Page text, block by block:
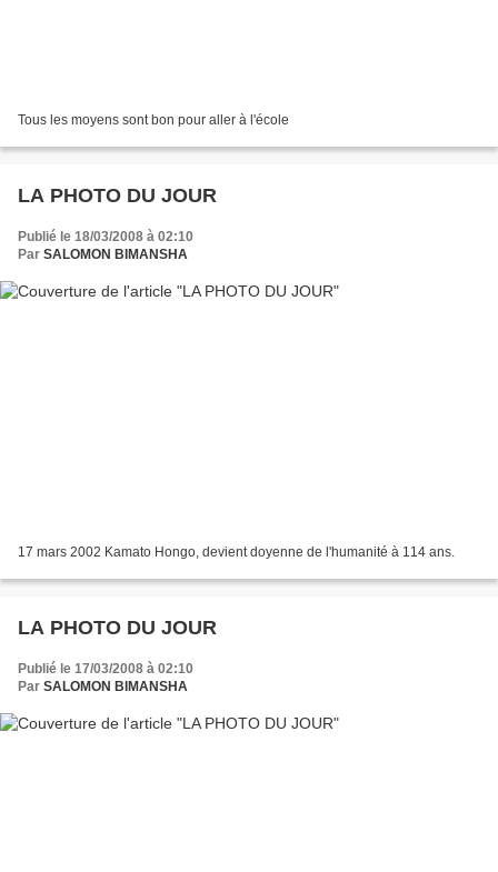
Tous les moyens sont bon pour aller à l'école
LA PHOTO DU JOUR
Publié le 18/03/2008 à 02:10
Par SALOMON BIMANSHA
17 mars 2002 Kamato Hongo, devient doyenne de l'humanité à 114 ans.
LA PHOTO DU JOUR
Publié le 17/03/2008 à 02:10
Par SALOMON BIMANSHA